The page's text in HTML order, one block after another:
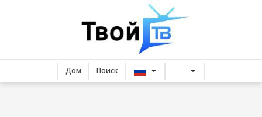
Дом Поиск